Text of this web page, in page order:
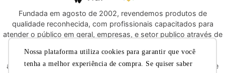
Nossa plataforma utiliza cookies para garantir que você
tenha a melhor experiência de compra. Se quiser saber
Fundada em agosto de 2002, revendemos produtos de
qualidade reconhecida, com profissionais capacitados para
atender o público em geral, empresas, e setor publico através de
oportunidade de adquirir produtos de qualidade e com
atendimento reconhecido dentre os melhores do segmento de